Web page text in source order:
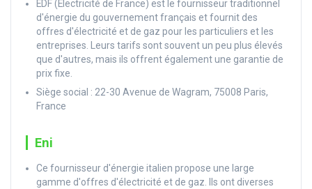
EDF (Electricité de France) est le fournisseur traditionnel
d'énergie du gouvernement français et fournit des
offres d'électricité et de gaz pour les particuliers et les
entreprises. Leurs tarifs sont souvent un peu plus élevés
que d'autres, mais ils offrent également une garantie de
prix fixe.
Siège social : 22-30 Avenue de Wagram, 75008 Paris,
France
Eni
Ce fournisseur d'énergie italien propose une large
gamme d'offres d'électricité et de gaz. Ils ont diverses